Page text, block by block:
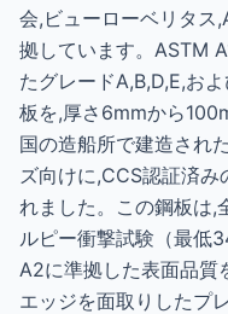
会,ビューローベリタス
拠しています。ASTM
たグレードA,B,D,E,お
板を,厚さ6mmから
国の造船所で建造され
ズ向けに,CCS認証済
れました。この鋼板は,
ルピー衝撃試験（最低
A2に準拠した表面品質
エッジを面取りしたプ